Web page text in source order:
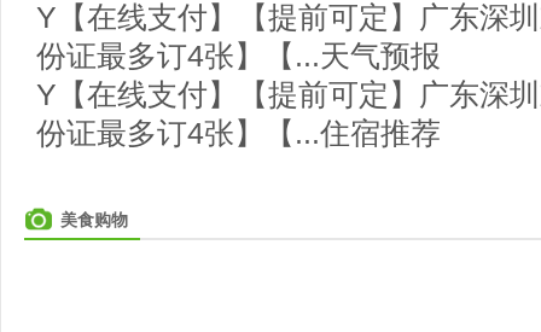
Y【在线支付】【提前可定】广东深
份证最多订4张】【...天气预报
Y【在线支付】【提前可定】广东深
份证最多订4张】【...住宿推荐
美食购物